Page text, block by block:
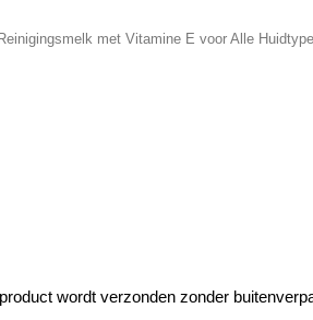
met Vitamine E voor Alle
wordt verzonden zonder